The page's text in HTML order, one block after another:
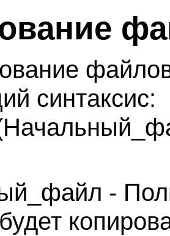
синтаксис:
-